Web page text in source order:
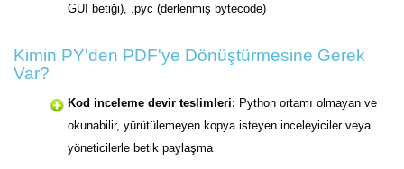
GUI betiği), .pyc (derlenmiş bytecode)
Kimin PY'den PDF'ye Dönüştürmesine Gerek
Var?
Kod inceleme devir teslimleri: Python ortamı olmayan ve
okunabilir, yürütülemeyen kopya isteyen inceleyiciler veya
yöneticilerle betik paylaşma